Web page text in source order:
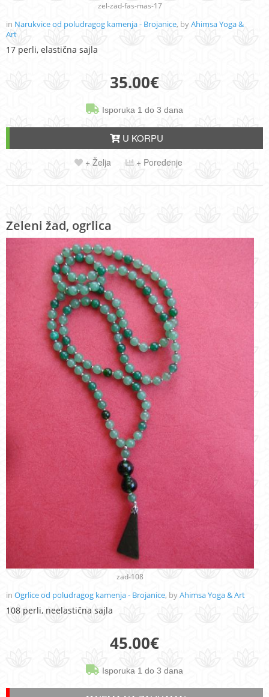
zel-zad-fas-mas-17
in Narukvice od poludragog kamenja - Brojanice, byAhimsa Yoga &
Art
17 perli, elastična sajla
35.00€
Isporuka 1 do 3 dana
U KORPU
+ Želja + Poređenje
Zeleni žad, ogrlica
zad-108
in Ogrlice od poludragog kamenja - Brojanice, byAhimsa Yoga & Art
108 perli, neelastična sajla
45.00€
Isporuka 1 do 3 dana